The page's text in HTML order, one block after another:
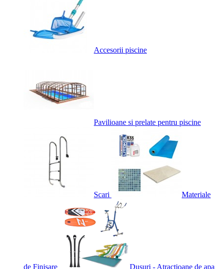
Accesorii piscine
Pavilioane si prelate pentru piscine
Scari Materiale
de Finisare Dusuri - Atractioane de apa